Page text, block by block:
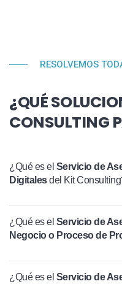
RESOLVEMOS
¿QUÉ
CONSULTING
¿Qué es el Servicio de
Digitalesdel Kit
¿Qué es el Servicio de
Negocio o Proceso de
¿Qué es el Servicio de